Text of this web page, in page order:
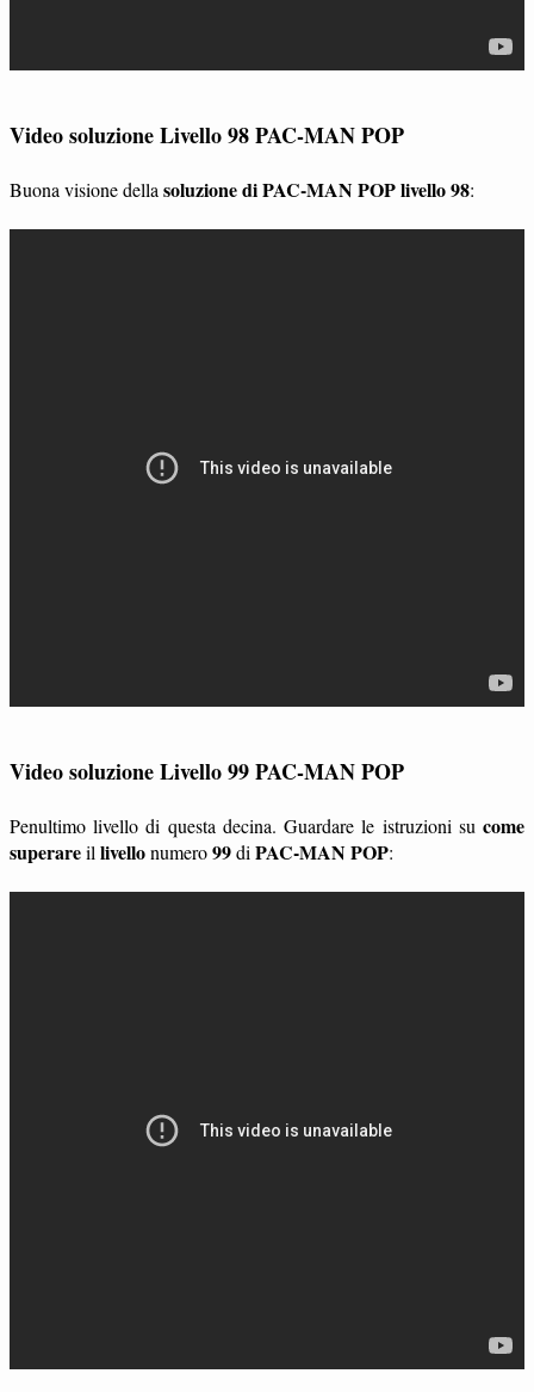
Video soluzione Livello 98 PAC-MAN POP
Buona visione della soluzione di PAC-MAN POP livello 98:
Video soluzione Livello 99 PAC-MAN POP
Penultimo livello di questa decina. Guardare le istruzioni su come
superareil livellonumero99di PAC-MAN POP: